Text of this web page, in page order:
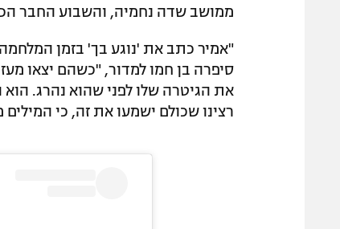
ממושב שדה נחמיה, והשבוע החבר
"אמיר כתב את 'נוגע בך' בזמן
סיפרה בן חמו למדור, "כשהם יצאו
את הגיטרה שלו לפני שהוא נהרג.
רצינו שכולם ישמעו את זה, כי